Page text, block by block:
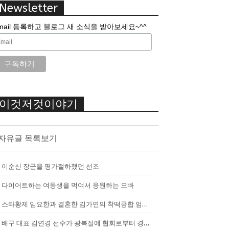
등록하고 블로그 새 소식을 받아보세요~^^
것저것이야기
유글 목록보기
이순신 장군을 평가절하했던 선조
다이어트하는 여동생을 먹여서 응원하는 오빠
스타황제 임요한과 결혼한 김가연의 착떡궁합 엄마 내조
배구 대표 김연경 선수가 광복절에 협회로부터 경고를 받았던 이유